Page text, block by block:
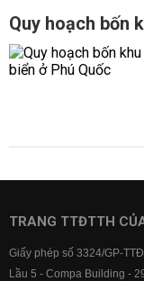
Quy hoạch bốn
TRANG TTĐTTH
Giấy phép số 3324/GP-
Lầu 5 - Compa Building -